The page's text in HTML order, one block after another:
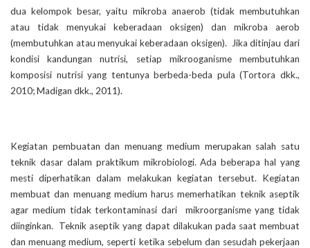
dua kelompok besar, yaitu mikroba anaerob (tidak membutuhkan
atau tidak menyukai keberadaan oksigen) dan mikroba aerob
(membutuhkan atau menyukai keberadaan oksigen). Jika ditinjau dari
kondisi kandungan nutrisi, setiap mikrooganisme membutuhkan
komposisi nutrisi yang tentunya berbeda-beda pula (Tortora dkk.,
2010; Madigan dkk., 2011).
Kegiatan pembuatan dan menuang medium merupakan salah satu
teknik dasar dalam praktikum mikrobiologi. Ada beberapa hal yang
mesti diperhatikan dalam melakukan kegiatan tersebut. Kegiatan
membuat dan menuang medium harus memerhatikan teknik aseptik
agar medium tidak terkontaminasi dari mikroorganisme yang tidak
diinginkan. Teknik aseptik yang dapat dilakukan pada saat membuat
dan menuang medium, seperti ketika sebelum dan sesudah pekerjaan